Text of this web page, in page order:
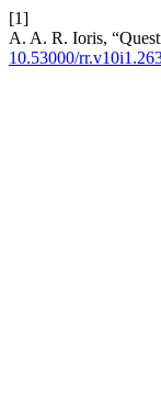
[1]
A. A. R. Ioris,
10.53000/